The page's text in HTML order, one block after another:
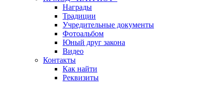
Награды
Традиции
Учредительные документы
Фотоальбом
Юный друг закона
Видео
Контакты
Как найти
Реквизиты